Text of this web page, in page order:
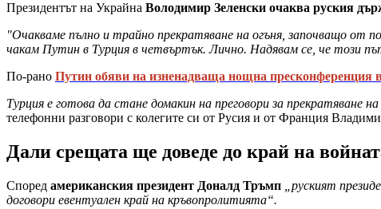
Президентът на Украйна Володимир Зеленски очаква руския
"Очакваме пълно и трайно прекратяване на огъня, започващо от
чакам Путин в Турция в четвъртък. Лично. Надявам се, че този
По-рано Путин обяви на изненадваща нощна пресконференция
Турция е готова да стане домакин на преговори за прекратяване
телефонни разговори с колегите си от Русия и от Франция
Дали срещата ще доведе до край на
Според американския президент Доналд Тръмп
„руският
договори евентуален край на кръвопролитията“.